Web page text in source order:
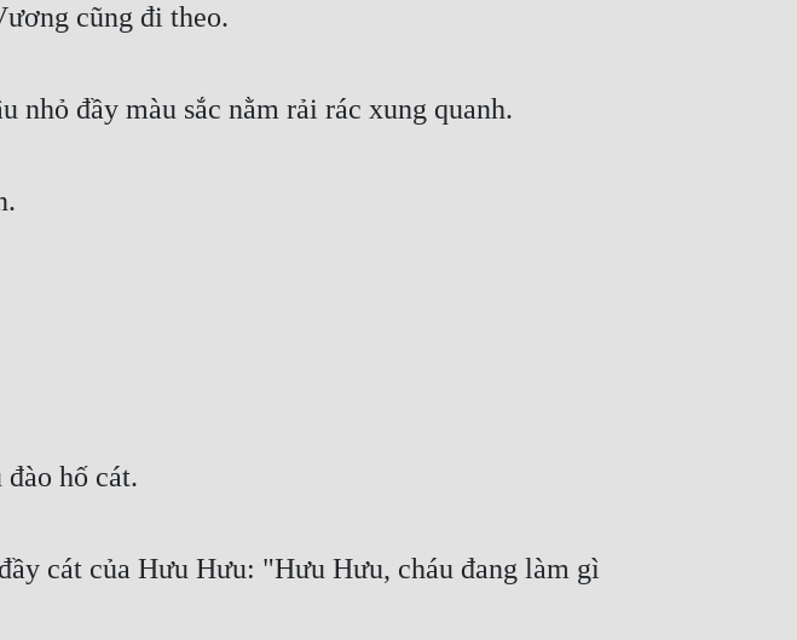
cũng đi theo.
đầy màu sắc nằm rải rác xung quanh.
hố cát.
cát của Hưu Hưu: "Hưu Hưu, cháu đang làm gì